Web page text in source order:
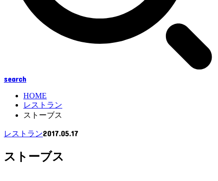
search
HOME
レストラン
ストーブス
レストラン2017.05.17
ストーブス